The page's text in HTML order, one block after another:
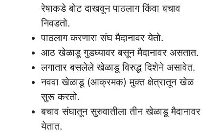
रेषाकडे बोट दाखवून पाठलाग किंवा बचाव
निवडतो.
पाठलाग करणारा संघ मैदानावर येतो.
आठ खेळाडू गुडघ्यावर बसून मैदानावर असतात.
लगातार बसलेले खेळाडू विरुद्ध दिशेने असावेत.
नववा खेळाडू (आक्रमक) मुक्त क्षेत्रातून खेळ
सुरू करतो.
बचाव संघातून सुरुवातीला तीन खेळाडू मैदानावर
येतात.